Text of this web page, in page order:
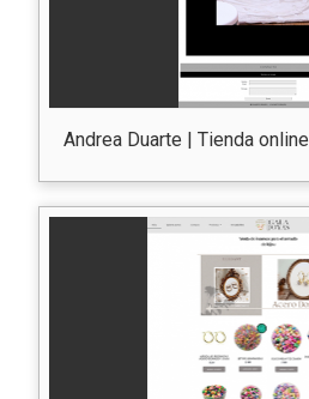
Andrea Duarte | Tienda online